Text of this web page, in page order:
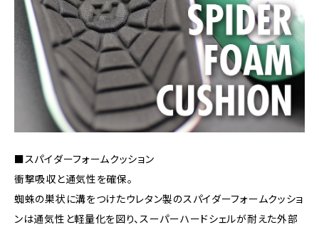
■スパイダーフォームクッション
衝撃吸収と通気性を確保。
蜘蛛の巣状に溝をつけたウレタン製のスパイダーフォームクッショ
ンは通気性と軽量化を図り、スーパーハードシェルが耐えた外部